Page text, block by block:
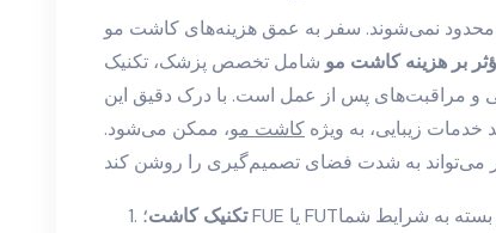
محدود نمی‌شوند. سفر به عمق هزینه‌های کاشت مو
بر هزینه کاشت مو شامل تخصص پزشک، تکنیک
و مراقبت‌های پس از عمل است. با درک دقیق این
زیبایی، به ویژه کاشت مو، ممکن می‌شود.
تکنیک کاشت؛ FUE یا FUT؟ هر دو با هزینه‌های متفاوت همراه‌اند و بسته به شرایط شما